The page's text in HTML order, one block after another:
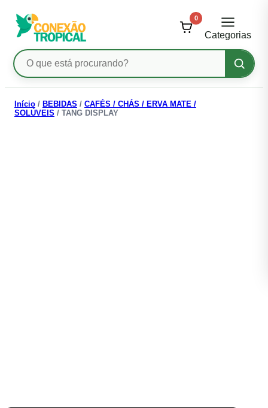
Pesquisar
produtos
0
Categorias
para
Início / BEBIDAS / CAFÉS / CHÁS / ERVA MATE /
SOLÚVEIS / TANG DISPLAY